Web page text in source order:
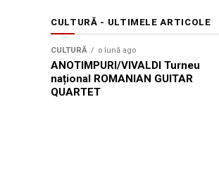
CULTURĂ - ULTIMELE ARTICOLE
CULTURĂ o lună ago
ANOTIMPURI/VIVALDI Turneu
național ROMANIAN GUITAR
QUARTET